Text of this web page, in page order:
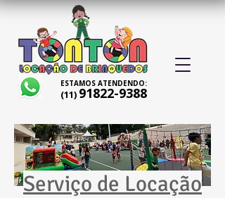
ESTAMOS ATENDENDO:
(11) 91822-9388
Serviço de Locação